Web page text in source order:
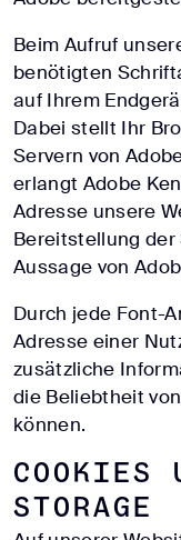
Beim Aufruf
benötigten
auf Ihrem
Dabei stellt Ihr
Servern von
erlangt Adobe
Adresse unsere
Bereitstellung
Aussage von
Durch jede Font-
Adresse einer
zusätzliche
die Beliebtheit
können.
Cookies
Storage